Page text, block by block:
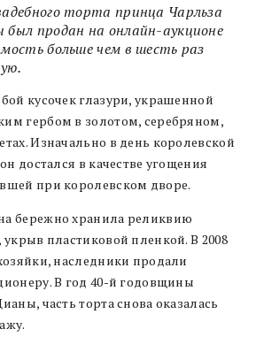
торта принца Чарльза
продан на онлайн-аукционе
больше чем в шесть раз
кусочек глазури, украшенной
гербом в золотом, серебряном,
Изначально в день королевской
достался в качестве угощения
при королевском дворе.
бережно хранила реликвию
пластиковой пленкой. В 2008
наследники продали
В год 40-й годовщины
часть торта снова оказалась